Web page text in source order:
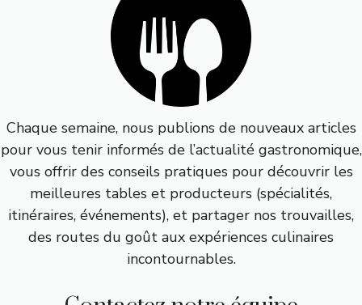
Chaque semaine, nous publions de nouveaux articles
pour vous tenir informés de l’actualité gastronomique,
vous offrir des conseils pratiques pour découvrir les
meilleures tables et producteurs (spécialités,
itinéraires, événements), et partager nos trouvailles,
des routes du goût aux expériences culinaires
incontournables.